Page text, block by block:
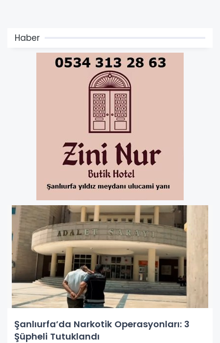
Haber
Şanlıurfa’da Narkotik Operasyonları: 3
Şüpheli Tutuklandı